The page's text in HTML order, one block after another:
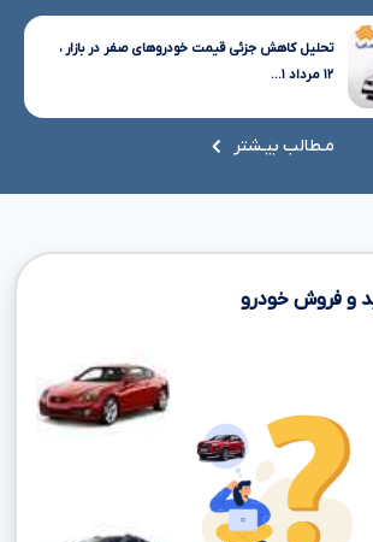
تحلیل کاهش جزئی قیمت خودروهای صفر در بازار ،
۱۲ مرداد ۱...
مـطالب بیـشتر
و فروش خودرو